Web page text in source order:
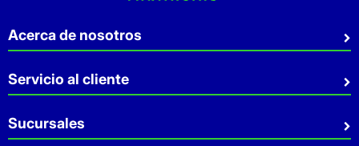
Acerca de nosotros
Quiénes somos
Sostenibilidad
Aviso de privacidad
Servicio al cliente
Preguntas Frecuentes
Sucursales